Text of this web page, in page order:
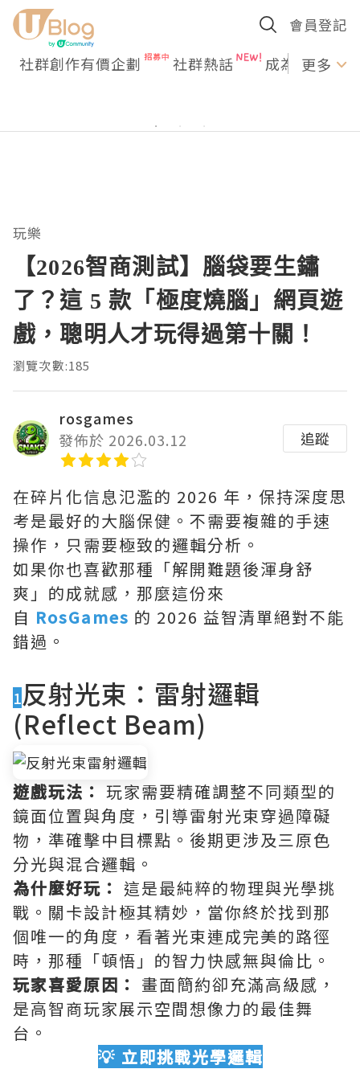
會員登記
社群創作有價企劃 社群熱話 成為U更多
玩樂
【2026智商測試】腦袋要生鏽
了？這 5 款「極度燒腦」網頁遊
戲，聰明人才玩得過第十關！
瀏覽次數:185
rosgames
發佈於 2026.03.12
追蹤
在碎片化信息氾濫的 2026 年，保持深度思
考是最好的大腦保健。不需要複雜的手速
操作，只需要極致的邏輯分析。
如果你也喜歡那種「解開難題後渾身舒
爽」的成就感，那麼這份來
自 RosGames 的 2026 益智清單絕對不能
錯過。
1反射光束：雷射邏輯
(Reflect Beam)
遊戲玩法： 玩家需要精確調整不同類型的
鏡面位置與角度，引導雷射光束穿過障礙
物，準確擊中目標點。後期更涉及三原色
分光與混合邏輯。
為什麼好玩： 這是最純粹的物理與光學挑
戰。關卡設計極其精妙，當你終於找到那
個唯一的角度，看著光束連成完美的路徑
時，那種「頓悟」的智力快感無與倫比。
玩家喜愛原因： 畫面簡約卻充滿高級感，
是高智商玩家展示空間想像力的最佳舞
台。
💡 立即挑戰光學邏輯